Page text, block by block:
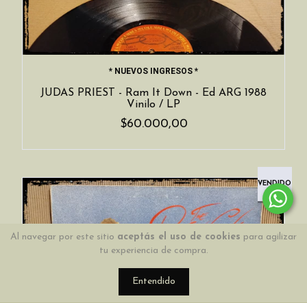
Al navegar por este sitio aceptás el uso de cookies para agilizar
tu experiencia de compra.
Entendido
* NUEVOS INGRESOS *
JUDAS PRIEST - Ram It Down - Ed ARG 1988
Vinilo / LP
$60.000,00
VENDIDO